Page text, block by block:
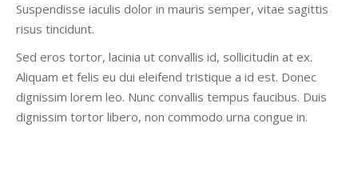
Suspendisse iaculis dolor in mauris semper, vitae sagittis
risus tincidunt.
Sed eros tortor, lacinia ut convallis id, sollicitudin at ex.
Aliquam et felis eu dui eleifend tristique a id est. Donec
dignissim lorem leo. Nunc convallis tempus faucibus. Duis
dignissim tortor libero, non commodo urna congue in.